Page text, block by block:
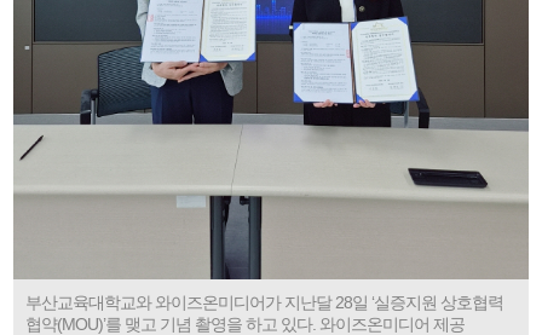
부산교육대학교와 와이즈온미디어가 지난달 28일 ‘실증지원 상호협력
협약(MOU)’를 맺고 기념 촬영을 하고 있다. 와이즈온미디어 제공